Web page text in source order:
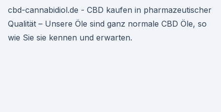
cbd-cannabidiol.de - CBD kaufen in pharmazeutischer
Qualität – Unsere Öle sind ganz normale CBD Öle, so
wie Sie sie kennen und erwarten.